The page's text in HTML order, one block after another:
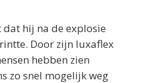
hij na de explosie
Door zijn luxaflex
hebben zien
zo snel mogelijk weg